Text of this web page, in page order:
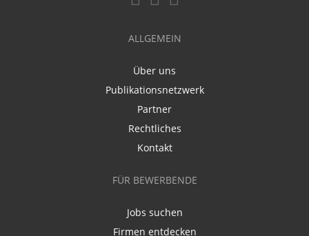
ALLGEMEIN
Über uns
Publikationsnetzwerk
Partner
Rechtliches
Kontakt
FÜR BEWERBENDE
Jobs suchen
Firmen entdecken